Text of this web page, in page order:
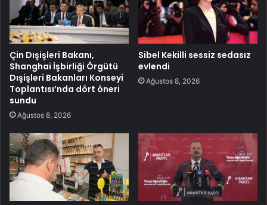
Çin Dışişleri Bakanı,
Shanghai İşbirliği Örgütü
Dışişleri Bakanları Konseyi
Toplantısı’nda dört öneri
sundu
Ağustos 8, 2026
Sibel Kekilli sessiz sedasız
evlendi
Ağustos 8, 2026